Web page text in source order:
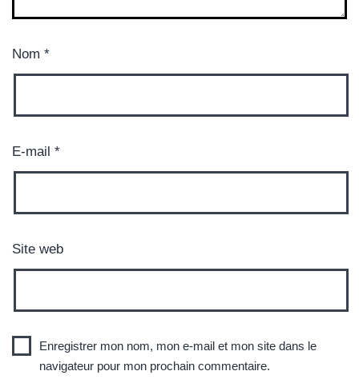
Nom *
E-mail *
Site web
Enregistrer mon nom, mon e-mail et mon site dans le
navigateur pour mon prochain commentaire.